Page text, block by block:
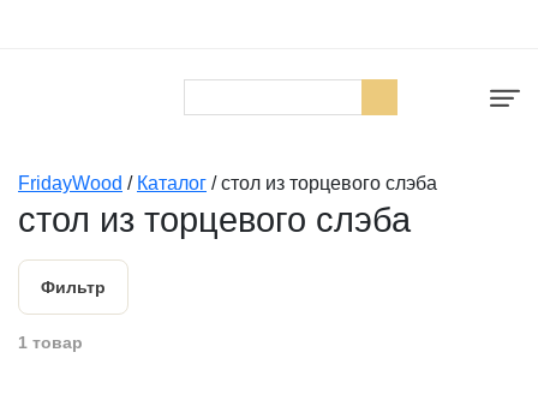
FridayWood / Каталог /стол из торцевого слэба
стол из торцевого слэба
Фильтр
1 товар